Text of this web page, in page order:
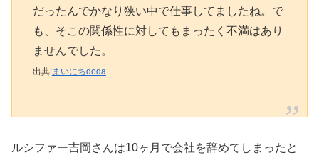
だったんでかなり狭い中で仕事してましたね。で
も、そこの関係性に対してもまったく不満はあり
ませんでした。
出典:まいにちdoda
ルシファー吉岡さんは10ヶ月で会社を辞めてしまったと